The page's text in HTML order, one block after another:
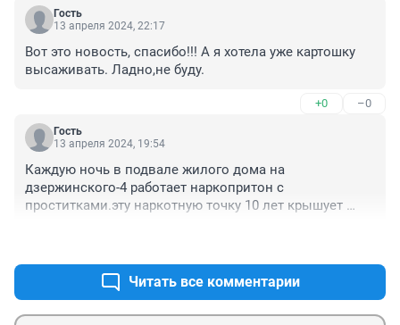
Гость
13 апреля 2024, 22:17
Вот это новость, спасибо!!! А я хотела уже картошку
высаживать. Ладно,не буду.
+0 –0
Гость
13 апреля 2024, 19:54
Каждую ночь в подвале жилого дома на
дзержинского-4 работает наркопритон с
проститками.эту наркотную точку 10 лет крышует
Читать все комментарии